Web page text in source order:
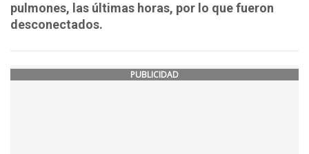
pulmones, las últimas horas, por lo que fueron
desconectados.
PUBLICIDAD